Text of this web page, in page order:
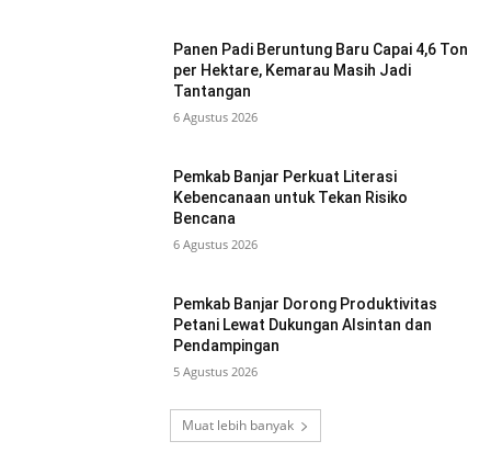
Panen Padi Beruntung Baru Capai 4,6 Ton
per Hektare, Kemarau Masih Jadi
Tantangan
6 Agustus 2026
Pemkab Banjar Perkuat Literasi
Kebencanaan untuk Tekan Risiko
Bencana
6 Agustus 2026
Pemkab Banjar Dorong Produktivitas
Petani Lewat Dukungan Alsintan dan
Pendampingan
5 Agustus 2026
Muat lebih banyak